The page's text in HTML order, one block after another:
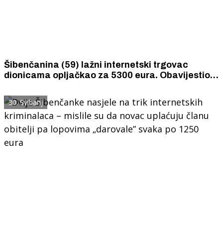
Šibenčanina (59) lažni internetski trgovac
dionicama opljačkao za 5300 eura. Obavijestio
s njegovim novcima.
30. Svibanj